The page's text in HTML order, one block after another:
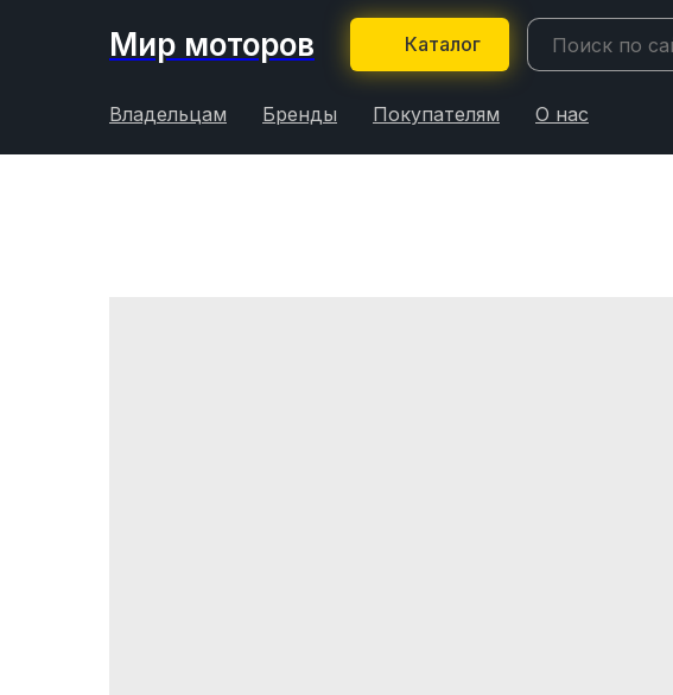
Мир моторов Каталог
Владельцам Бренды Покупателям О нас